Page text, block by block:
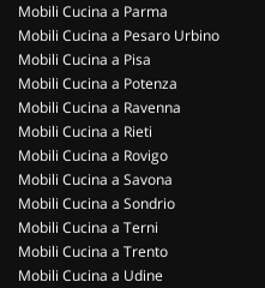
Mobili Cucina a Parma
Mobili Cucina a Pesaro Urbino
Mobili Cucina a Pisa
Mobili Cucina a Potenza
Mobili Cucina a Ravenna
Mobili Cucina a Rieti
Mobili Cucina a Rovigo
Mobili Cucina a Savona
Mobili Cucina a Sondrio
Mobili Cucina a Terni
Mobili Cucina a Trento
Mobili Cucina a Udine